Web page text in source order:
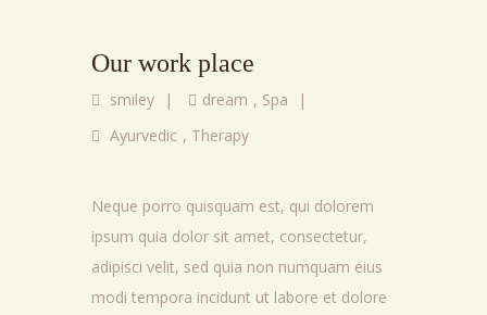
Our work place
smiley | dream , Spa
|
Ayurvedic , Therapy
Neque porro quisquam est, qui dolorem
ipsum quia dolor sit amet, consectetur,
adipisci velit, sed quia non numquam eius
modi tempora incidunt ut labore et dolore